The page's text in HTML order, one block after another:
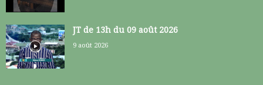
JT de 13h du 09 août 2026
9 août 2026